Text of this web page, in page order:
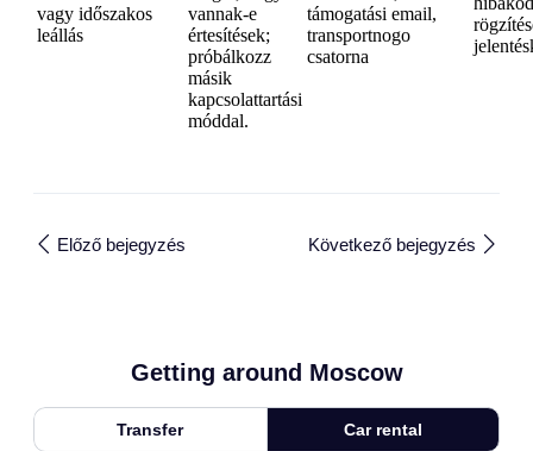
vagy időszakos
leállás
vannak-e
értesítések;
próbálkozz
másik
kapcsolattartási
móddal.
támogatási email,
transportnogo
csatorna
Előző bejegyzés Következő bejegyzés
Getting around Moscow
Transfer Car rental